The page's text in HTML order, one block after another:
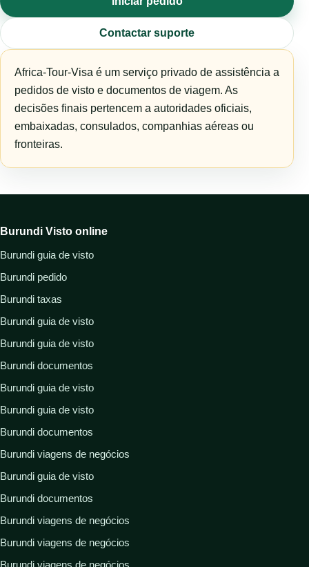
Contactar suporte
Africa-Tour-Visa é um serviço privado de assistência a
pedidos de visto e documentos de viagem. As
decisões finais pertencem a autoridades oficiais,
embaixadas, consulados, companhias aéreas ou
fronteiras.
Burundi Visto online
Burundi guia de visto
Burundi pedido
Burundi taxas
Burundi guia de visto
Burundi guia de visto
Burundi documentos
Burundi guia de visto
Burundi guia de visto
Burundi documentos
Burundi viagens de negócios
Burundi guia de visto
Burundi documentos
Burundi viagens de negócios
Burundi viagens de negócios